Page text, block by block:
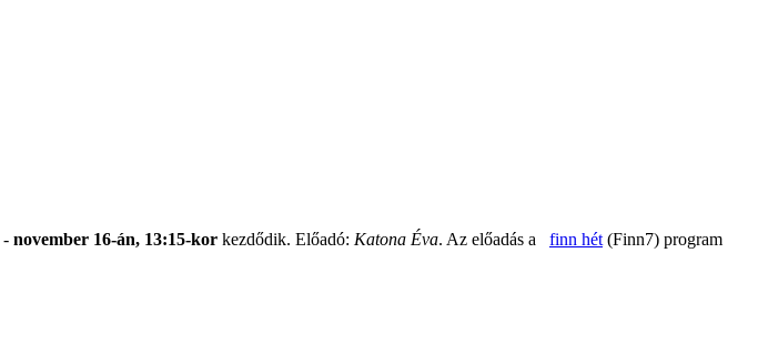
- november 16-án, 13:15-kor kezdődik. Előadó: Katona Éva. Az előadás a finn hét (Finn7) program